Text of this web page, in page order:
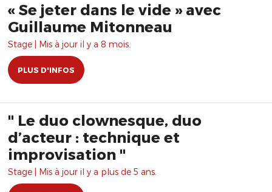
« Se jeter dans le vide » avec
Guillaume Mitonneau
Stage | Mis à jour il y a 8 mois.
PLUS D'INFOS
" Le duo clownesque, duo
d’acteur : technique et
improvisation "
Stage | Mis à jour il y a plus de 5 ans.